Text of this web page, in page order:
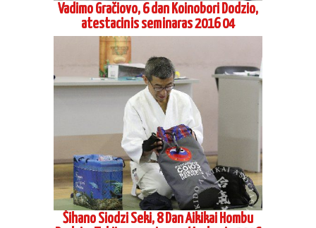
Vadimo Gračiovo, 6 dan Koinobori Dodzio,
atestacinis seminaras 2016 04
Šihano Siodzi Seki, 8 Dan Aikikai Hombu